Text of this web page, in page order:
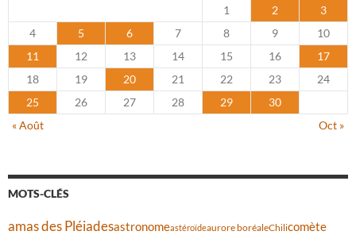
1
2
3
4
5 6 7 8 9
10
11
12 13 14 15 16
17
18
19 20 21 22 23
24
25
26 27 28 29
30
« Août
Oct »
MOTS-CLÉS
amas des Pléiadesastronomeastéroïdeaurore boréaleChilicomète